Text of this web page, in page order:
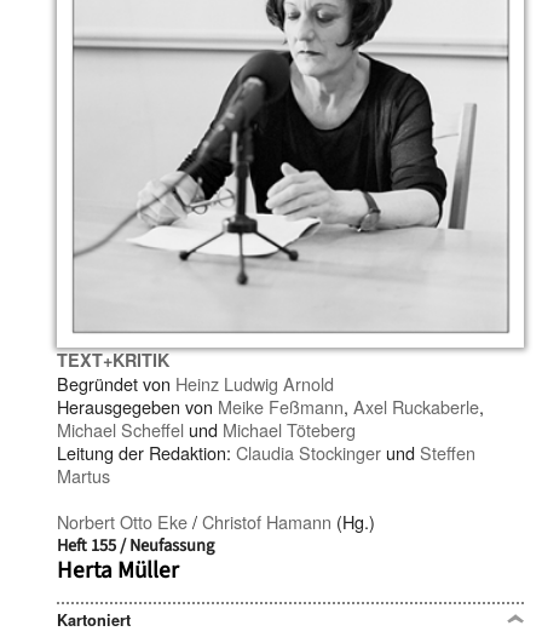
TEXT+KRITIK
Begründet von Heinz Ludwig Arnold
Herausgegeben von Meike Feßmann, Axel Ruckaberle,
Michael Scheffel und Michael Töteberg
Leitung der Redaktion: Claudia Stockinger undSteffen
Martus
Norbert Otto Eke/Christof Hamann (Hg.)
Heft 155 / Neufassung
Herta Müller
Kartoniert